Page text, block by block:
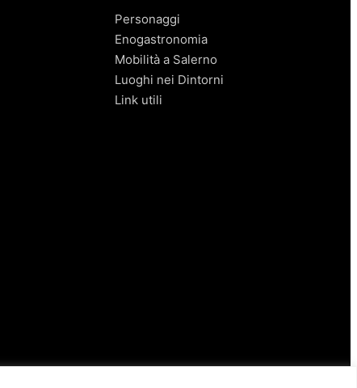
Personaggi
Enogastronomia
Mobilità a Salerno
Luoghi nei Dintorni
Link utili